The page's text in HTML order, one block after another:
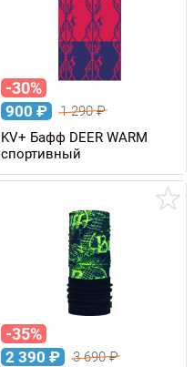
-30%
900 ₽ 1 290₽
KV+ Бафф DEER WARM
спортивный
-35%
2 390 ₽ 3 690₽